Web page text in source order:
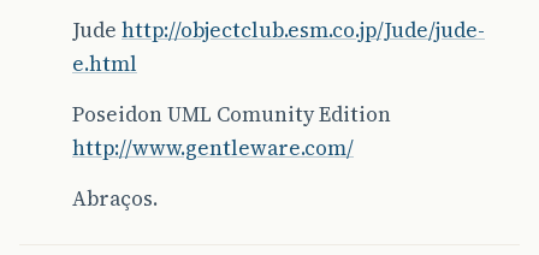
Jude http://objectclub.esm.co.jp/Jude/jude-
e.html
Poseidon UML Comunity Edition
http://www.gentleware.com/
Abraços.